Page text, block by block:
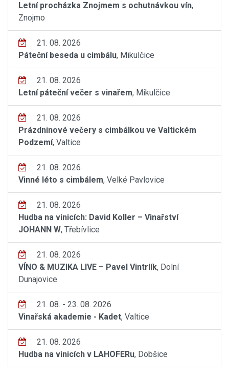
Letní procházka Znojmem s ochutnávkou vín,
Znojmo
21. 08. 2026
Páteční beseda u cimbálu, Mikulčice
21. 08. 2026
Letní páteční večer s vinařem, Mikulčice
21. 08. 2026
Prázdninové večery s cimbálkou ve Valtickém
Podzemí, Valtice
21. 08. 2026
Vinné léto s cimbálem, Velké Pavlovice
21. 08. 2026
Hudba na vinicích: David Koller – Vinařství
JOHANN W, Třebívlice
21. 08. 2026
VÍNO & MUZIKA LIVE – Pavel Vintrlík, Dolní
Dunajovice
21. 08. - 23. 08. 2026
Vinařská akademie - Kadet, Valtice
21. 08. 2026
Hudba na vinicích v LAHOFERu, Dobšice